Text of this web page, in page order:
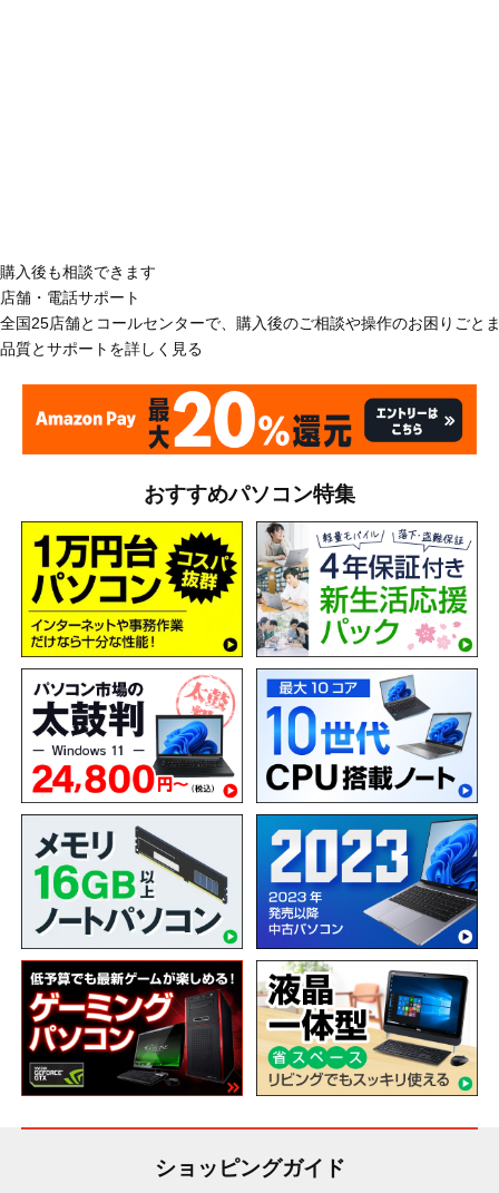
購入後も相談できます
店舗・電話サポート
全国25店舗とコールセンターで、購入後のご相談や操作のお困りごと
品質とサポートを詳しく見る
おすすめパソコン特集
ショッピングガイド